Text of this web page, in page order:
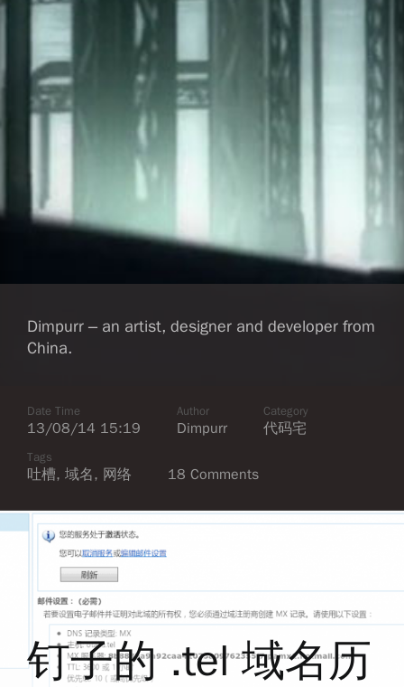
Dimpurr – an artist, designer and developer from
China.
Date Time
13/08/14 15:19
Author
Dimpurr
Category
代码宅
Tags
吐槽, 域名, 网络 18 Comments
钉子的 .tel 域名历